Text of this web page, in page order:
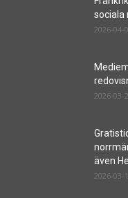
sociala
2026-04-
2026-03-
även
2026-03-